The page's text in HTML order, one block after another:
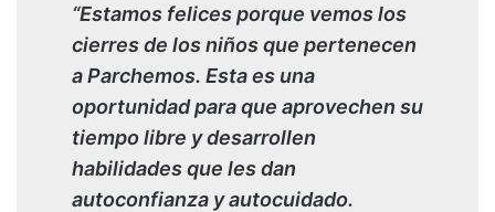
“Estamos felices porque vemos los
cierres de los niños que pertenecen
a Parchemos. Esta es una
oportunidad para que aprovechen su
tiempo libre y desarrollen
habilidades que les dan
autoconfianza y autocuidado.